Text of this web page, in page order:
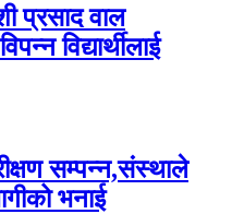
प्रसाद वाल
विद्यार्थीलाई
सम्पन्न,संस्थाले
भनाई